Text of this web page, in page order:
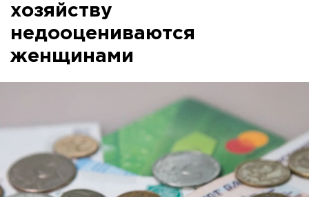
хозяйству
недооцениваются
женщинами